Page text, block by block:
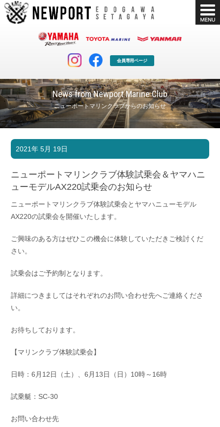
会員専用ページ
News from Newport Marine Club
ニューポートマリンクラブからのお知らせ
マリンクラブ
マリンライフを堪能したい！
ボート販売
ボート免許
長年の実績と信頼！
シースタイル
Sea-Style
店舗情報 公式ブログ
Contact us Company
Recruit
2021年 5月 19日
ニューポートマリンクラブ体験試乗会＆ヤマハニ
ューモデルAX220試乗会のお知らせ
ニューポートマリンクラブ体験試乗会とヤマハニューモデル
AX220の試乗会を開催いたします。
ご興味のある方はぜひこの機会に体験していただきご検討くだ
さい。
試乗会はご予約制となります。
詳細につきましてはそれぞれのお問い合わせ先へご連絡くださ
い。
お待ちしております。
【マリンクラブ体験試乗会】
日時：6月12日（土）、6月13日（日）10時～16時
試乗艇：SC-30
お問い合わせ先